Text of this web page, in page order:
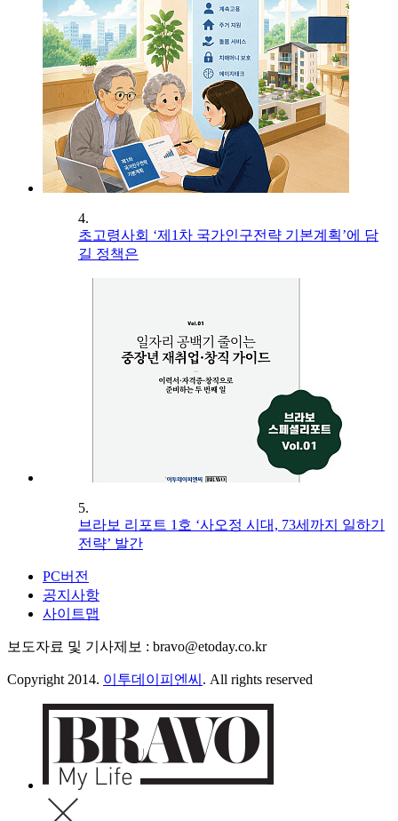
4.
초고령사회 ‘제1차 국가인구전략 기본계획’에 담
길 정책은
5.
브라보 리포트 1호 ‘사오정 시대, 73세까지 일하기
전략’ 발간
PC버전
공지사항
사이트맵
보도자료 및 기사제보 : bravo@etoday.co.kr
Copyright 2014. 이투데이피엔씨 . All rights reserved